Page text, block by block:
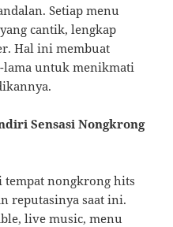
Setiap menu
cantik, lengkap
Hal ini membuat
lama untuk menikmati
Sensasi Nongkrong
tempat nongkrong hits
reputasinya saat ini.
live music, menu